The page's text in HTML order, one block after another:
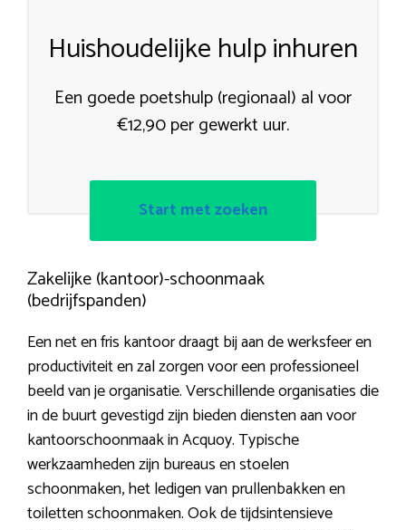
Huishoudelijke hulp inhuren
Een goede poetshulp (regionaal) al voor
€12,90 per gewerkt uur.
Start met zoeken
Zakelijke (kantoor)-schoonmaak
(bedrijfspanden)
Een net en fris kantoor draagt bij aan de werksfeer en
productiviteit en zal zorgen voor een professioneel
beeld van je organisatie. Verschillende organisaties die
in de buurt gevestigd zijn bieden diensten aan voor
kantoorschoonmaak in Acquoy. Typische
werkzaamheden zijn bureaus en stoelen
schoonmaken, het ledigen van prullenbakken en
toiletten schoonmaken. Ook de tijdsintensieve